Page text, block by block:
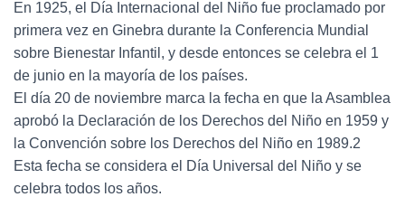
En 1925, el Día Internacional del Niño fue proclamado por
primera vez en Ginebra durante la Conferencia Mundial
sobre Bienestar Infantil, y desde entonces se celebra el 1
de junio en la mayoría de los países.
El día 20 de noviembre marca la fecha en que la Asamblea
aprobó la Declaración de los Derechos del Niño en 1959 y
la Convención sobre los Derechos del Niño en 1989.2
Esta fecha se considera el Día Universal del Niño y se
celebra todos los años.